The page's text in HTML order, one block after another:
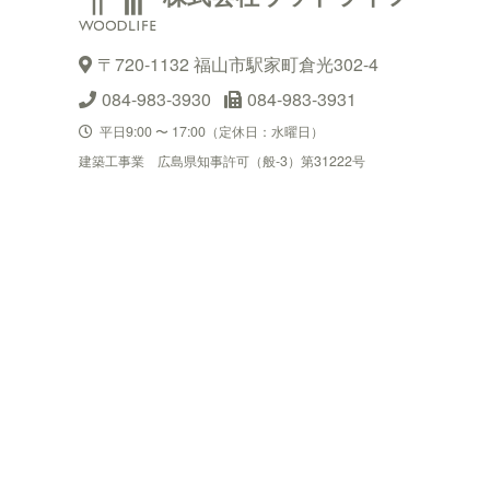
〒720-1132 福山市駅家町倉光302-4
084-983-3930
084-983-3931
平日9:00 〜 17:00（定休日：水曜日）
建築工事業 広島県知事許可（般-3）第31222号